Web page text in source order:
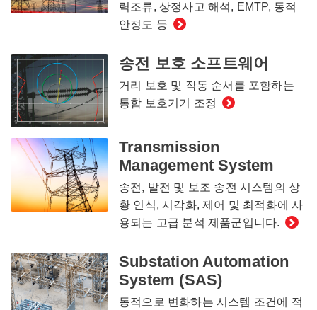
력조류, 상정사고 해석, EMTP, 동적
안정도 등
송전 보호 소프트웨어
거리 보호 및 작동 순서를 포함하는
통합 보호기기 조정
Transmission
Management System
송전, 발전 및 보조 송전 시스템의 상
황 인식, 시각화, 제어 및 최적화에 사
용되는 고급 분석 제품군입니다.
Substation Automation
System (SAS)
동적으로 변화하는 시스템 조건에 적